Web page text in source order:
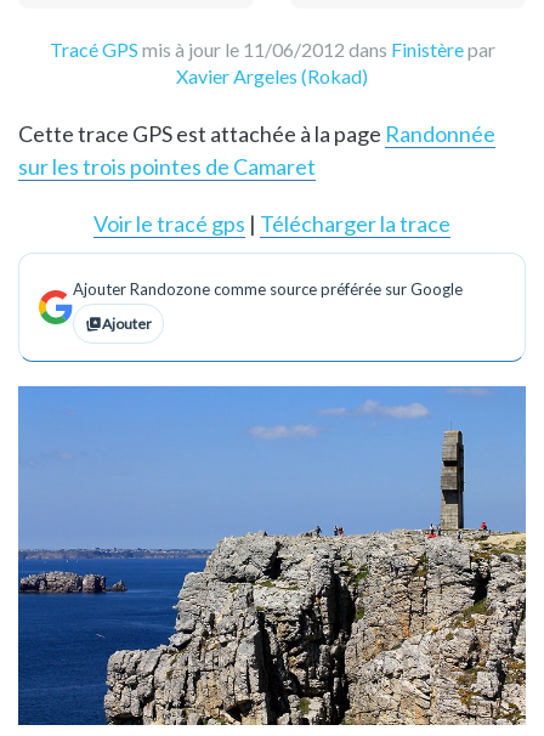
Tracé GPS mis à jour le 11/06/2012 dans Finistèrepar
Xavier Argeles (Rokad)
Cette trace GPS est attachée à la page Randonnée
sur les trois pointes de Camaret
Voir le tracé gps | Télécharger la trace
Ajouter Randozone comme source préférée sur Google
Ajouter